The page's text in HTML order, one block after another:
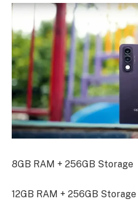
8GB RAM + 256GB Storage
12GB RAM + 256GB Storage